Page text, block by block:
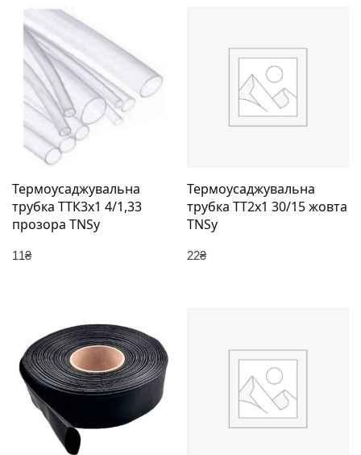
Термоусаджувальна
трубка ТТК3х1 4/1,33
прозора TNSy
11₴
Термоусаджувальна
трубка ТТ2х1 30/15 жовта
TNSy
22₴